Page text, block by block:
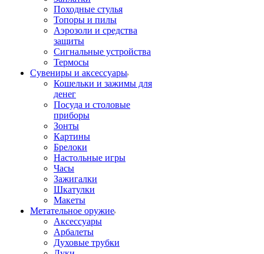
Походные стулья
Топоры и пилы
Аэрозоли и средства
защиты
Сигнальные устройства
Термосы
Сувениры и аксессуары
Кошельки и зажимы для
денег
Посуда и столовые
приборы
Зонты
Картины
Брелоки
Настольные игры
Часы
Зажигалки
Шкатулки
Макеты
Метательное оружие
Аксессуары
Арбалеты
Духовые трубки